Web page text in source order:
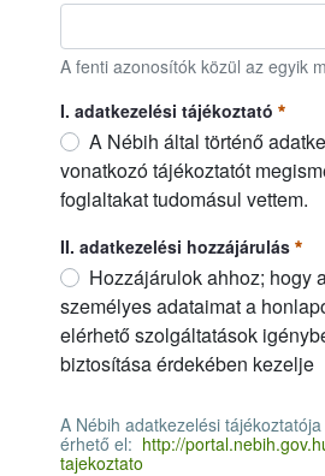
FELIR azonosító*: ( amennyiben
A fenti azonosítók közül az egyik
I. adatkezelési tájékoztató
A Nébih által történő
vonatkozó tájékoztatót
foglaltakat tudomásul vettem.
II. adatkezelési hozzájárulás
Hozzájárulok ahhoz; hogy
személyes adataimat a
elérhető szolgáltatások
biztosítása érdekében kezelje
A Nébih adatkezelési
érhető el: http://
tajekoztato